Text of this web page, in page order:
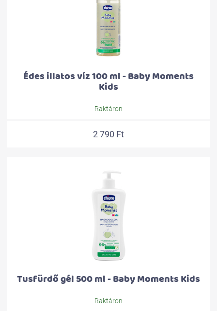
Édes illatos víz 100 ml - Baby Moments
Kids
Raktáron
2 790 Ft
Tusfürdő gél 500 ml - Baby Moments Kids
Raktáron